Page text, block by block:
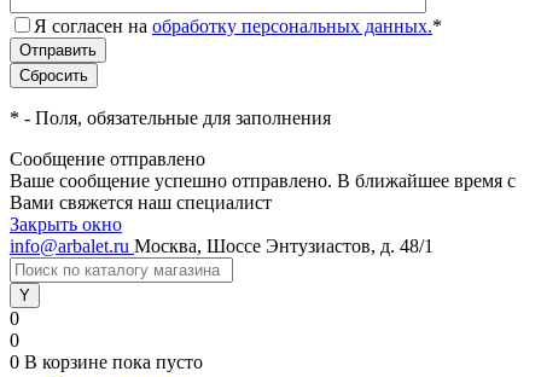
Я согласен на обработку персональных данных.*
* - Поля, обязательные для заполнения
Сообщение отправлено
Ваше сообщение успешно отправлено. В ближайшее время с
Вами свяжется наш специалист
Закрыть окно
info@arbalet.ru Москва, Шоссе Энтузиастов, д. 48/1
0
0
0 В корзине пока пусто